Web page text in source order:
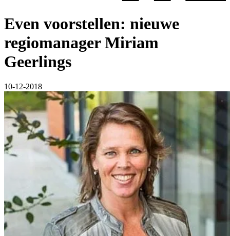
Even voorstellen: nieuwe
regiomanager Miriam
Geerlings
10-12-2018